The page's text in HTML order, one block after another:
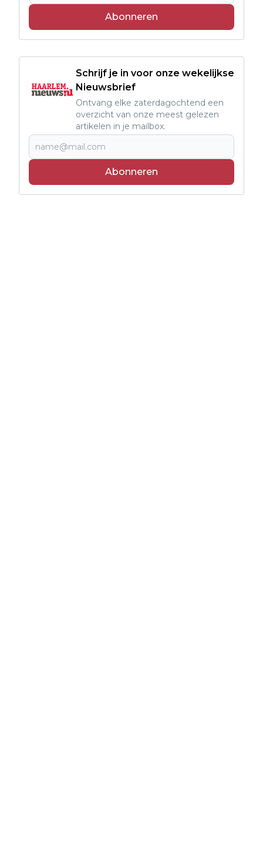
Abonneren
Schrijf je in voor onze wekelijkse
Nieuwsbrief
Ontvang elke zaterdagochtend een
overzicht van onze meest gelezen
artikelen in je mailbox.
Abonneren